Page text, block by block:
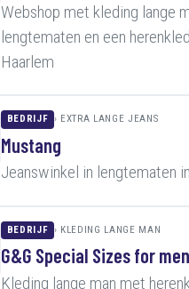
Webshop met kleding lange
lengtematen en een
Haarlem
BEDRIJF EXTRA LANGE JEANS
Mustang
Jeanswinkel in lengtematen
BEDRIJF KLEDING LANGE MAN
G&G Special Sizes for men
Kleding lange man met